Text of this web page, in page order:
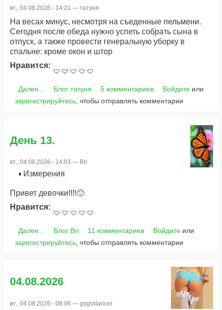
вт., 04.08.2026 - 14:21 — татуня
На весах минус, несмотря на съеденные пельмени.
Сегодня после обеда нужно успеть собрать сына в
отпуск, а также провести генеральную уборку в
спальне: кроме окон и штор
Нравится:
Далее... Блог татуня 5 комментариев Войдитеили
зарегистрируйтесь , чтобы отправлять комментарии
День 13.
вт., 04.08.2026 - 14:03 — Bri
Измерения
Привет девочки!!!!🙂
Нравится:
Далее... Блог Bri 11 комментариев Войдитеили
зарегистрируйтесь , чтобы отправлять комментарии
04.08.2026
вт., 04.08.2026 - 08:06 — gogodancer